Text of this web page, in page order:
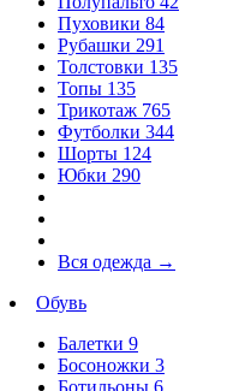
Пуховики 84
Рубашки 291
Толстовки 135
Топы 135
Трикотаж 765
Футболки 344
Шорты 124
Юбки 290
Вся одежда →
Обувь
Балетки 9
Босоножки 3
Ботильоны 6